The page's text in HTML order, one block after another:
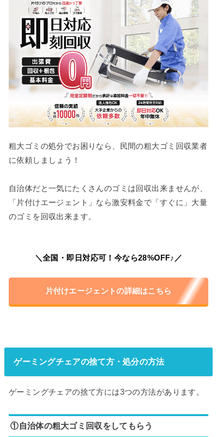
粗大ゴミの処分でお困りなら、民間の粗大ゴミ回収業者
に依頼しましょう！
自治体だと一気にたくさんのゴミは回収出来ませんが、
「片付けエージェント」なら激安料金で「すぐに」大量
のゴミを回収出来ます。
＼全国・即日対応可！今なら28%OFF♪／
片付けエージェントの詳細はこちら
ゲーミングチェアの捨て方・処分の方法
ゲーミングチェアの捨て方には3つの方法があります。
①自治体の粗大ゴミ回収をしてもらう